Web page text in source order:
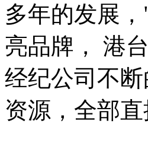
多年的发展
亮品牌， 港
经纪公司不
资源，全部